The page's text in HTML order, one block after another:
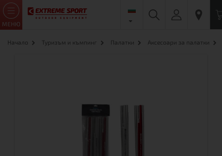
МЕНЮ
Начало Туризъм и къмпинг Палатки Аксесоари за палатки